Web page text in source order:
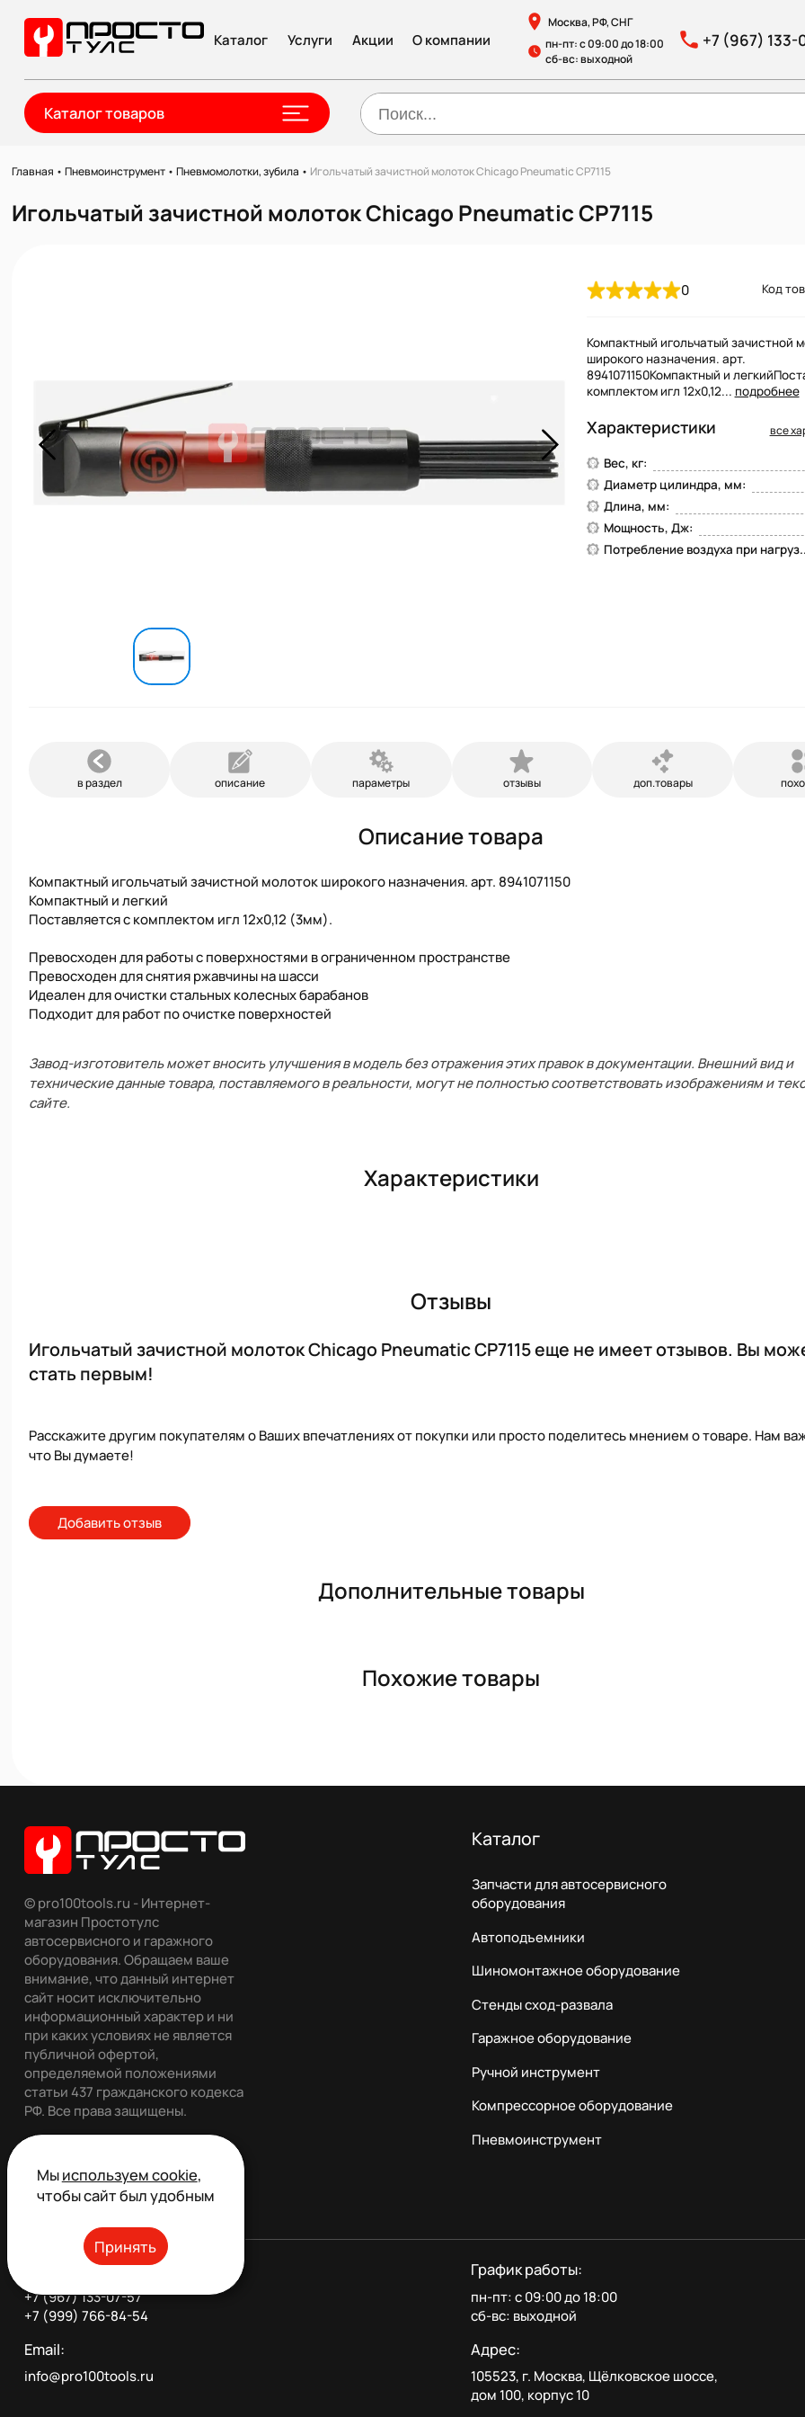
Каталог Услуги Акции О компании
Москва, РФ, СНГ
пн-пт: с 09:00 до 18:00
сб-вс: выходной
+7 (967) 133-
Каталог товаров
Главная •Пневмоинструмент •Пневмомолотки, зубила • Игольчатый зачистной молоток Chicago Pneumatic CP7115
Игольчатый зачистной молоток Chicago Pneumatic CP7115
0 Код
Компактный игольчатый зачистной
широкого назначения. арт.
8941071150Компактный и
комплектом игл 12х0,12... подробнее
Характеристики все
Вес, кг:
Диаметр цилиндра, мм:
Длина, мм:
Мощность, Дж:
Потребление воздуха при
в раздел описание параметры отзывы доп.товары
Описание товара
Компактный игольчатый зачистной молоток широкого назначения. арт. 8941071150
Компактный и легкий
Поставляется с комплектом игл 12х0,12 (3мм).
Превосходен для работы с поверхностями в ограниченном пространстве
Превосходен для снятия ржавчины на шасси
Идеален для очистки стальных колесных барабанов
Подходит для работ по очистке поверхностей
Завод-изготовитель может вносить улучшения в модель без отражения этих правок в документации. Внешний вид и
технические данные товара, поставляемого в реальности, могут не полностью соответствовать изображениям и
сайте.
Характеристики
Отзывы
Игольчатый зачистной молоток Chicago Pneumatic CP7115 еще не имеет отзывов. Вы
стать первым!
Расскажите другим покупателям о Ваших впечатлениях от покупки или просто поделитесь мнением о товаре. Нам
что Вы думаете!
Добавить отзыв
Дополнительные товары
Похожие товары
© pro100tools.ru - Интернет-
магазин Простотулс
автосервисного и гаражного
оборудования. Обращаем ваше
внимание, что данный интернет
сайт носит исключительно
информационный характер и ни
при каких условиях не является
публичной офертой,
определяемой положениями
статьи 437 гражданского кодекса
РФ. Все права защищены.
Обратный звонок
Каталог
Запчасти для автосервисного
оборудования
Автоподъемники
Шиномонтажное оборудование
Стенды сход-развала
Гаражное оборудование
Ручной инструмент
Компрессорное оборудование
Пневмоинструмент
Телефон:
+7 (967) 133-07-57
+7 (999) 766-84-54
Email:
info@pro100tools.ru
График работы:
пн-пт: с 09:00 до 18:00
сб-вс: выходной
Адрес:
105523, г. Москва, Щёлковское шоссе,
дом 100, корпус 10
Мыиспользуем cookie,
чтобы сайт был удобным
Принять